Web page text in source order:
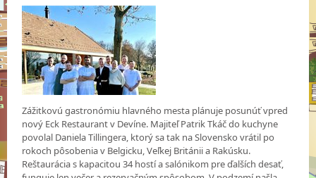
Zážitkovú gastronómiu hlavného mesta plánuje posunúť vpred
nový Eck Restaurant v Devíne. Majiteľ Patrik Tkáč do kuchyne
povolal Daniela Tillingera, ktorý sa tak na Slovensko vrátil po
rokoch pôsobenia v Belgicku, Veľkej Británii a Rakúsku.
Reštaurácia s kapacitou 34 hostí a salónikom pre ďalších desať,